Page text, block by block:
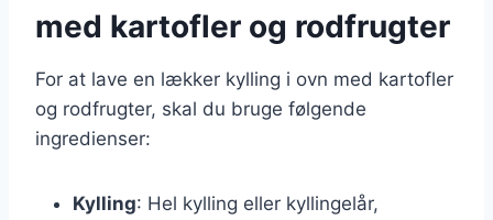
med kartofler og rodfrugter
For at lave en lækker kylling i ovn med kartofler
og rodfrugter, skal du bruge følgende
ingredienser:
Kylling: Hel kylling eller kyllingelår,